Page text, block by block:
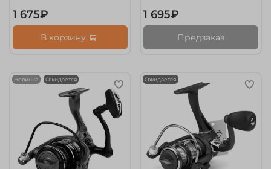
1 675₽
В корзину
1 695₽
Предзаказ
Новинка Ожидается Ожидается